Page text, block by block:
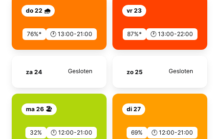
do 22 🌧️
76%* 🕐 13:00-21:00
vr 23
87%* 🕐 13:00-22:00
za 24 Gesloten zo 25 Gesloten
ma 26 🏖️
32% 🕛 12:00-21:00
di 27
69% 🕛 12:00-21:00